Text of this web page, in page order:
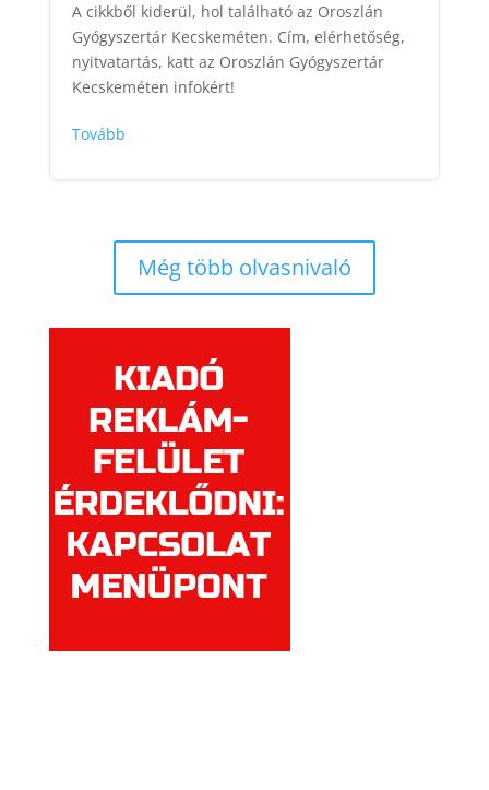
A cikkből kiderül, hol található az Oroszlán
Gyógyszertár Kecskeméten. Cím, elérhetőség,
nyitvatartás, katt az Oroszlán Gyógyszertár
Kecskeméten infokért!
Tovább
Még több olvasnivaló